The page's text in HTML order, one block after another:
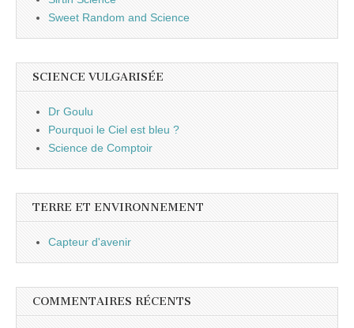
Sweet Random and Science
SCIENCE VULGARISÉE
Dr Goulu
Pourquoi le Ciel est bleu ?
Science de Comptoir
TERRE ET ENVIRONNEMENT
Capteur d'avenir
COMMENTAIRES RÉCENTS